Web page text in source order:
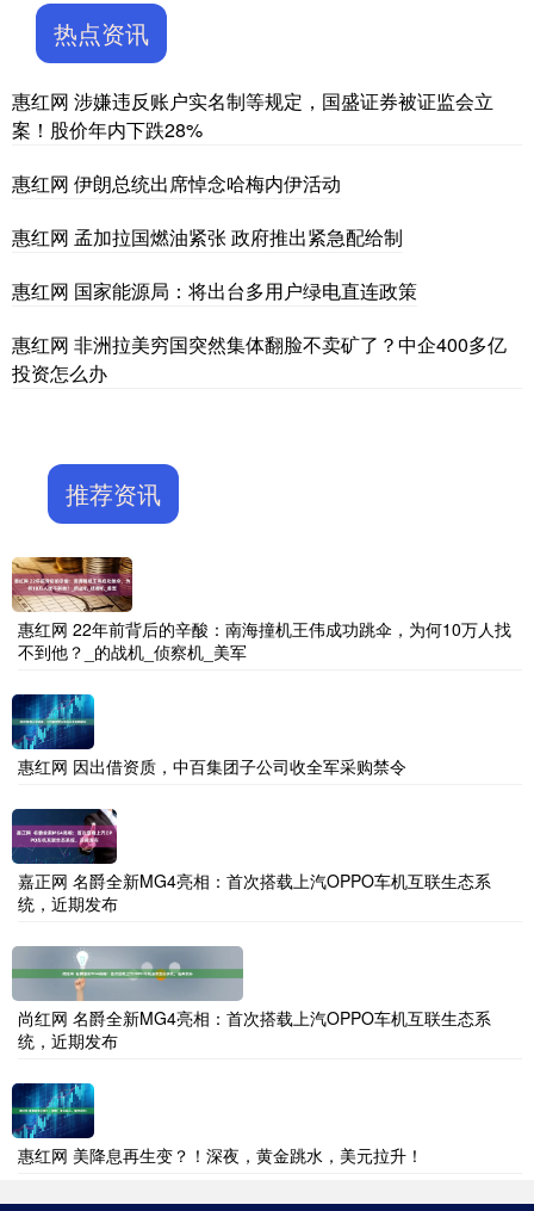
热点资讯
惠红网 涉嫌违反账户实名制等规定，国盛证券被证监会立
案！股价年内下跌28%
惠红网 伊朗总统出席悼念哈梅内伊活动
惠红网 孟加拉国燃油紧张 政府推出紧急配给制
惠红网 国家能源局：将出台多用户绿电直连政策
惠红网 非洲拉美穷国突然集体翻脸不卖矿了？中企400多亿
投资怎么办
推荐资讯
惠红网 22年前背后的辛酸：南海撞机王伟成功跳伞，为何10万人找
不到他？_的战机_侦察机_美军
惠红网 因出借资质，中百集团子公司收全军采购禁令
嘉正网 名爵全新MG4亮相：首次搭载上汽OPPO车机互联生态系
统，近期发布
尚红网 名爵全新MG4亮相：首次搭载上汽OPPO车机互联生态系
统，近期发布
惠红网 美降息再生变？！深夜，黄金跳水，美元拉升！